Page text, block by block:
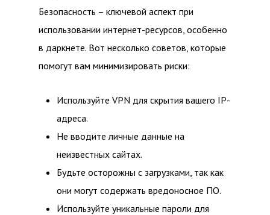
Безопасность – ключевой аспект при
использовании интернет-ресурсов, особенно
в даркнете. Вот несколько советов, которые
помогут вам минимизировать риски:
Используйте VPN для скрытия вашего IP-
адреса.
Не вводите личные данные на
неизвестных сайтах.
Будьте осторожны с загрузками, так как
они могут содержать вредоносное ПО.
Используйте уникальные пароли для